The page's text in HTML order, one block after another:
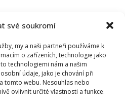
své soukromí
my a naši partneři používáme k
o zařízeních, technologie jako
technologiemi nám a našim
údaje, jako je chování při
tomto webu. Nesouhlas nebo
ovlivnit určité vlastnosti a funkce.